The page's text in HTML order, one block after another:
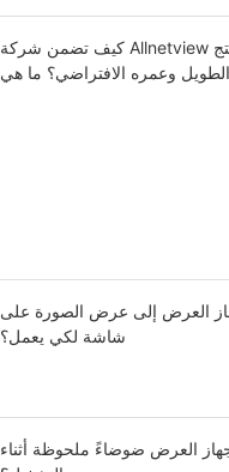
كيف تضمن شركة Allnetview موثوقية المنتج
وعمره الافتراضي؟ ما هي
العرض إلى عرض الصورة على
شاشة لكي يعمل؟
العرض ضوضاءً ملحوظة أثناء